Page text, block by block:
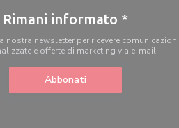
Rimani informato *
nostra newsletter per ricevere comunicazioni
e offerte di marketing via e-mail.
Abbonati